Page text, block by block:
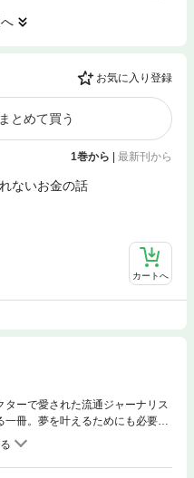
お気に入り登録
とめて買う
1巻から | 最新刊から
ないお金の話
カートへ
ーで愛された流通ジャーナリス
冊。夢を叶えるためにも必要な
分かりやすく説明。